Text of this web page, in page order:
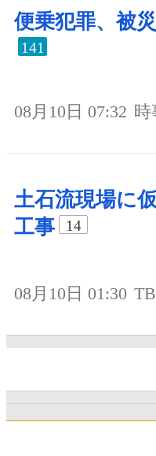
便乗犯罪、被
141
08月10日 07:32 時
土石流現場に
工事
14
08月10日 01:30